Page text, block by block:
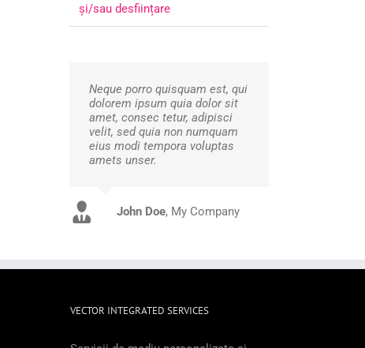
şi/sau desființare
Neque porro quisquam est, qui
dolorem ipsum quia dolor sit
amet, consec tetur, adipisci
velit, sed quia non numquam
eius modi tempora voluptas
amets unser.
John Doe, My Company
Luke Beck Theme Fusion
VECTOR INTEGRATED SERVICES